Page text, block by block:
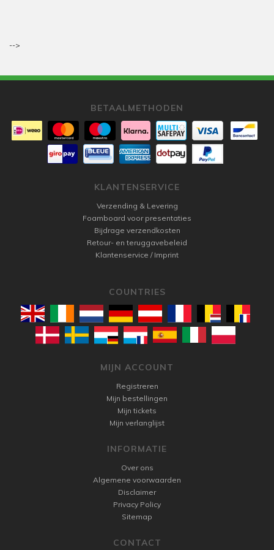
-->
BETAALMETHODEN
KLANTENSERVICE
Verzending & Levering
Foamboard voor presentaties
Bijdrage verzendkosten
Retour- en teruggavebeleid
Klantenservice / Imprint
COUNTRIES
MIJN ACCOUNT
Registreren
Mijn bestellingen
Mijn tickets
Mijn verlanglijst
INFORMATIE
Over ons
Algemene voorwaarden
Disclaimer
Privacy Policy
Sitemap
CONTACT